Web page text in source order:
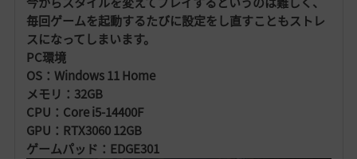
毎回ゲームを起動するたびに設定をし直すこともストレ
スになってしまいます。
PC環境
OS：Windows 11 Home
メモリ：32GB
CPU：Core i5-14400F
GPU：RTX306012GB
ゲームパッド：EDGE301